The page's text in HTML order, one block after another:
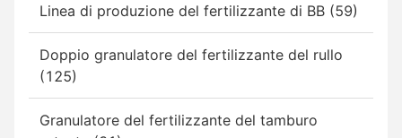
Linea di produzione del fertilizzante di BB (59)
Doppio granulatore del fertilizzante del rullo
(125)
Granulatore del fertilizzante del tamburo